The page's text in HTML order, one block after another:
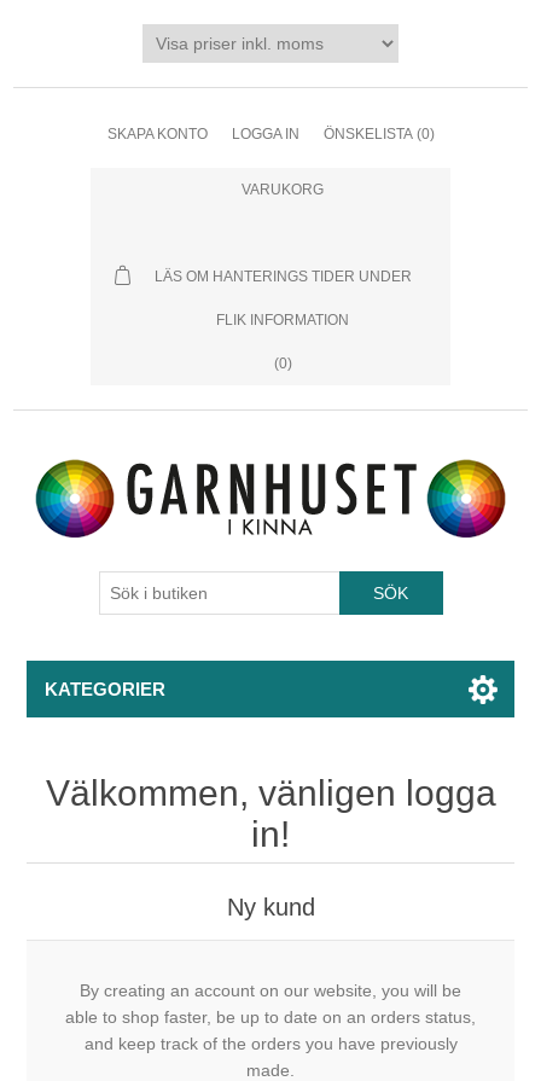
SKAPA KONTO LOGGA IN ÖNSKELISTA (0)
VARUKORG
LÄS OM HANTERINGS TIDER UNDER
FLIK INFORMATION
(0)
KATEGORIER
Välkommen, vänligen logga
in!
Ny kund
By creating an account on our website, you will be
able to shop faster, be up to date on an orders status,
and keep track of the orders you have previously
made.